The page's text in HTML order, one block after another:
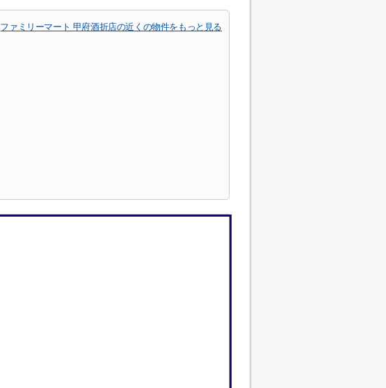
ファミリーマート 甲府酒折店の近くの物件をもっと見る